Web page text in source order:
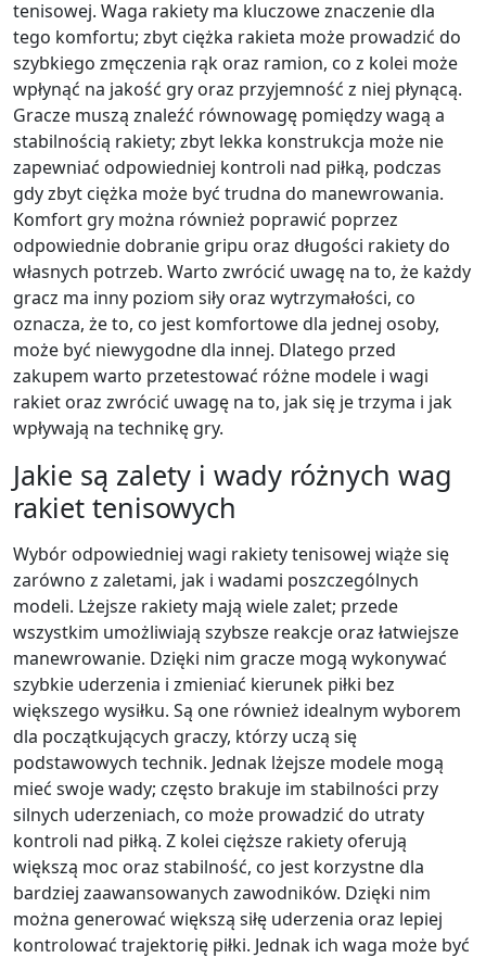
tenisowej. Waga rakiety ma kluczowe znaczenie dla
tego komfortu; zbyt ciężka rakieta może prowadzić do
szybkiego zmęczenia rąk oraz ramion, co z kolei może
wpłynąć na jakość gry oraz przyjemność z niej płynącą.
Gracze muszą znaleźć równowagę pomiędzy wagą a
stabilnością rakiety; zbyt lekka konstrukcja może nie
zapewniać odpowiedniej kontroli nad piłką, podczas
gdy zbyt ciężka może być trudna do manewrowania.
Komfort gry można również poprawić poprzez
odpowiednie dobranie gripu oraz długości rakiety do
własnych potrzeb. Warto zwrócić uwagę na to, że każdy
gracz ma inny poziom siły oraz wytrzymałości, co
oznacza, że to, co jest komfortowe dla jednej osoby,
może być niewygodne dla innej. Dlatego przed
zakupem warto przetestować różne modele i wagi
rakiet oraz zwrócić uwagę na to, jak się je trzyma i jak
wpływają na technikę gry.
Jakie są zalety i wady różnych wag
rakiet tenisowych
Wybór odpowiedniej wagi rakiety tenisowej wiąże się
zarówno z zaletami, jak i wadami poszczególnych
modeli. Lżejsze rakiety mają wiele zalet; przede
wszystkim umożliwiają szybsze reakcje oraz łatwiejsze
manewrowanie. Dzięki nim gracze mogą wykonywać
szybkie uderzenia i zmieniać kierunek piłki bez
większego wysiłku. Są one również idealnym wyborem
dla początkujących graczy, którzy uczą się
podstawowych technik. Jednak lżejsze modele mogą
mieć swoje wady; często brakuje im stabilności przy
silnych uderzeniach, co może prowadzić do utraty
kontroli nad piłką. Z kolei cięższe rakiety oferują
większą moc oraz stabilność, co jest korzystne dla
bardziej zaawansowanych zawodników. Dzięki nim
można generować większą siłę uderzenia oraz lepiej
kontrolować trajektorię piłki. Jednak ich waga może być